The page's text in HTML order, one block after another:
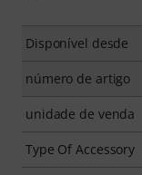
Disponível desde
número de artigo
unidade de venda
Type Of Accessory